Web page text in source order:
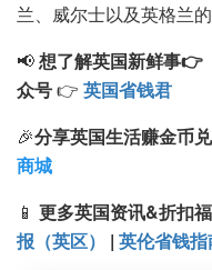
兰、威尔士以及英格兰的
📢想了解英国新鲜事👉
众号👉 英国省钱君
🎉分享英国生活赚金币
商城
📱 更多英国资讯&折扣
报（英区）
| 英伦省钱指